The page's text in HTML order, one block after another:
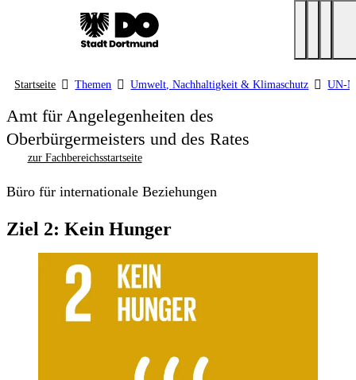
Startseite Themen Umwelt, Nachhaltigkeit & Klimaschutz UN-
Amt für Angelegenheiten des
Oberbürgermeisters und des Rates
zur Fachbereichsstartseite
Büro für internationale Beziehungen
Ziel 2: Kein Hunger